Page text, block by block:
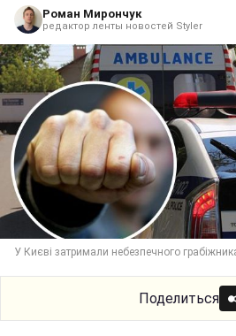
Роман Мирончук
редактор ленты новостей Styler
У Києві затримали небезпечного
Поделиться